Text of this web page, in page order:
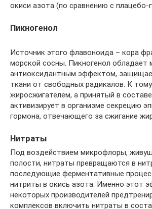
окиси азота (по сравнению с плацебо-
Пикногенол
Источник этого флавоноида – кора
морской сосны. Пикногенол
антиоксидантным эффектом,
ткани от свободных радикалов. К
жиросжигателем, а принятый в
активизирует в организме секрецию
гормона, отвечающего за сжигание
Нитраты
Под воздействием микрофлоры,
полости, нитраты превращаются в
последующие ферментативные
нитриты в окись азота. Именно этот
некоторых производителей
комплексов включить нитраты в